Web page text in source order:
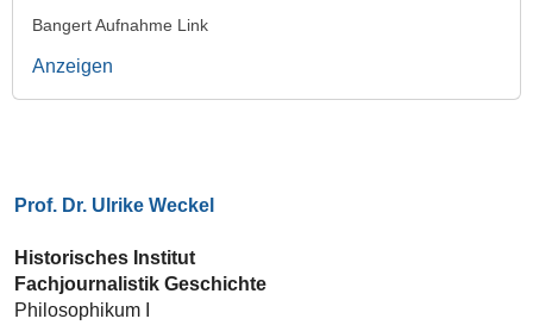
Bangert Aufnahme Link
Anzeigen
Prof. Dr. Ulrike Weckel
Historisches Institut
Fachjournalistik Geschichte
Philosophikum I